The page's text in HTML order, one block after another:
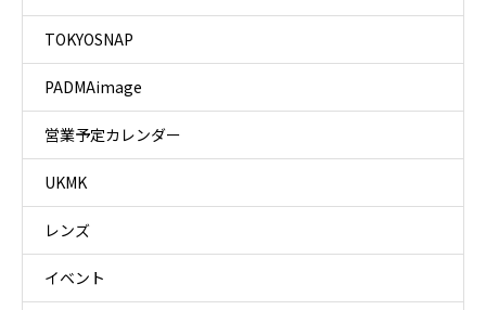
TOKYOSNAP
PADMAimage
営業予定カレンダー
UKMK
レンズ
イベント